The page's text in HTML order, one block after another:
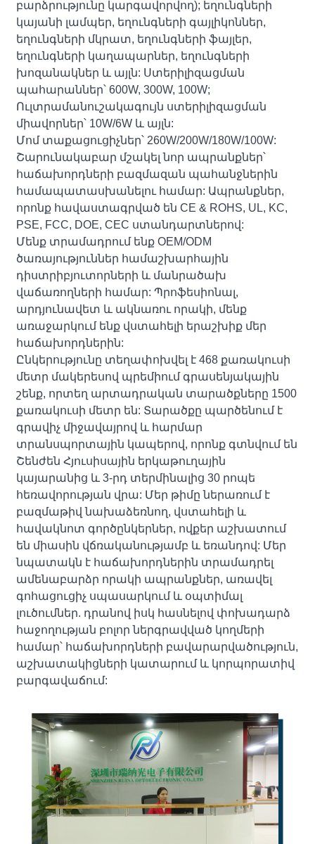
բարձրությունը կարգավորվող); եղունգների
կայանի լամպեր, եղունգների գայլիկոններ,
եղունգների մկրատ, եղունգների ֆայլեր,
եղունգների կաղապարներ, եղունգների
խոզանակներ և այլն: Ստերիլիզացման
պահարաններ՝ 600W, 300W, 100W;
Ուլտրամանուշակագույն ստերիլիզացման
միավորներ՝ 10W/6W և այլն:
Մոմ տաքացուցիչներ՝ 260W/200W/180W/100W:
Շարունակաբար մշակել նոր ապրանքներ՝
հաճախորդների բազմազան պահանջներին
համապատասխանելու համար: Ապրանքներ,
որոնք հավաստագրված են CE & ROHS, UL, KC,
PSE, FCC, DOE, CEC ստանդարտներով:
Մենք տրամադրում ենք OEM/ODM
ծառայություններ համաշխարհային
դիստրիբյուտորների և մանրածախ
վաճառողների համար: Պրոֆեսիոնալ,
արդյունավետ և ակնառու որակի, մենք
առաջարկում ենք վստահելի երաշխիք մեր
հաճախորդներին:
Ընկերությունը տեղափոխվել է 468 քառակուսի
մետր մակերեսով պրեմիում գրասենյակային
շենք, որտեղ արտադրական տարածքները 1500
քառակուսի մետր են: Տարածքը պարծենում է
գրավիչ միջավայրով և հարմար
տրանսպորտային կապերով, որոնք գտնվում են
Շենժեն Հյուսիսային երկաթուղային
կայարանից և 3-րդ տերմինալից 30 րոպե
հեռավորության վրա: Մեր թիմը ներառում է
բազմաթիվ նախաձեռնող, վստահելի և
հավակնոտ գործընկերներ, ովքեր աշխատում
են միասին վճռականությամբ և եռանդով: Մեր
նպատակն է հաճախորդներին տրամադրել
ամենաբարձր որակի ապրանքներ, առավել
գոհացուցիչ սպասարկում և օպտիմալ
լուծումներ. դրանով իսկ հասնելով փոխադարձ
հաջողության բոլոր ներգրավված կողմերի
համար՝ հաճախորդների բավարարվածություն,
աշխատակիցների կատարում և կորպորատիվ
բարգավաճում: